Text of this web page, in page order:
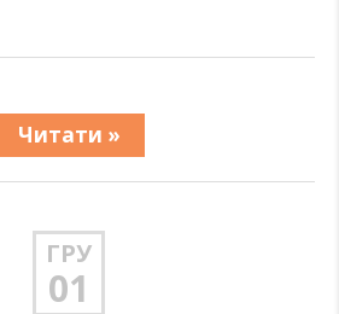
Читати »
ГРУ
01